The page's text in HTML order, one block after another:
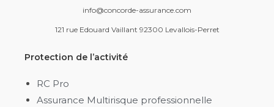
info@concorde-assurance.com
121 rue Edouard Vaillant 92300 Levallois-Perret
Protection de l’activité
RC Pro
Assurance Multirisque professionnelle